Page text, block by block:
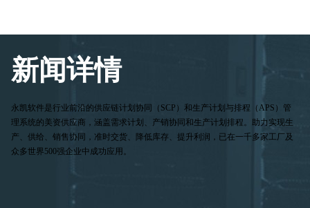
新闻详情
永凯软件是行业前沿的供应链计划协同（SCP）和生产计划与排程（APS）管
理系统的美资供应商，涵盖需求计划、产销协同和生产计划排程。助力实现生
产、供给、销售协同，准时交货、降低库存、提升利润，已在一千多家工厂及
众多世界500强企业中成功应用。